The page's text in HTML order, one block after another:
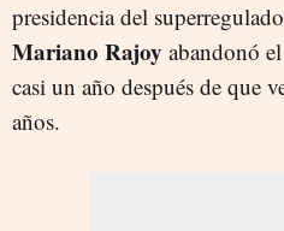
presidencia del
Mariano Rajoy abandonó
casi un año después de que
años.